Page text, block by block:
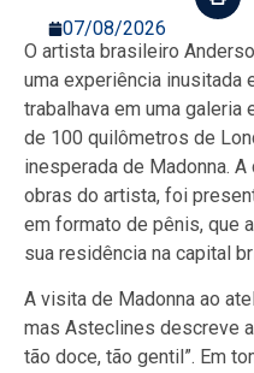
07/08/2026
O artista brasileiro
uma experiência inusitada
trabalhava em uma galeria
de 100 quilômetros de
inesperada de Madonna.
obras do artista, foi
em formato de pênis, que
sua residência na capital
A visita de Madonna ao
mas Asteclines descreve
tão doce, tão gentil”. Em